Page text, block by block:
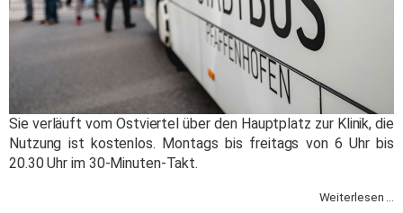
Sie verläuft vom Ostviertel über den Hauptplatz zur Klinik, die
Nutzung ist kostenlos. Montags bis freitags von 6 Uhr bis
20.30 Uhr im 30-Minuten-Takt.
Weiterlesen ...